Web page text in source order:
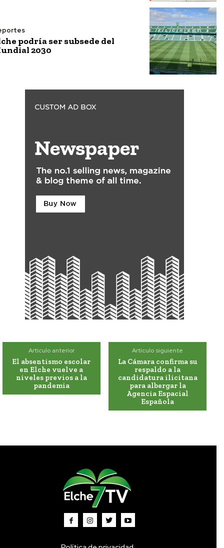
podría ser subsede del
2030
Artículo anterior
El absentismo escolar
en Elche vuelve a
niveles previos a la
pandemia
Artículo siguiente
La Cámara confirma su
respaldo a la
candidatura ilicitana
para albergar la
Agencia Espacial
Española